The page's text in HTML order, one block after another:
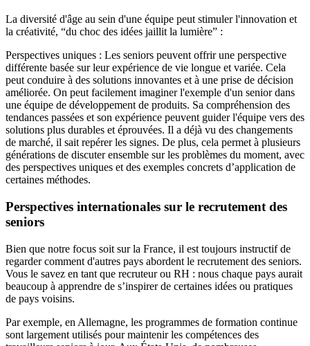
La diversité d'âge au sein d'une équipe peut stimuler l'innovation et
la créativité, “du choc des idées jaillit la lumière” :
Perspectives uniques : Les seniors peuvent offrir une perspective
différente basée sur leur expérience de vie longue et variée. Cela
peut conduire à des solutions innovantes et à une prise de décision
améliorée. On peut facilement imaginer l'exemple d'un senior dans
une équipe de développement de produits. Sa compréhension des
tendances passées et son expérience peuvent guider l'équipe vers des
solutions plus durables et éprouvées. Il a déjà vu des changements
de marché, il sait repérer les signes. De plus, cela permet à plusieurs
générations de discuter ensemble sur les problèmes du moment, avec
des perspectives uniques et des exemples concrets d’application de
certaines méthodes.
Perspectives internationales sur le recrutement des
seniors
Bien que notre focus soit sur la France, il est toujours instructif de
regarder comment d'autres pays abordent le recrutement des seniors.
Vous le savez en tant que recruteur ou RH : nous chaque pays aurait
beaucoup à apprendre de s’inspirer de certaines idées ou pratiques
de pays voisins.
Par exemple, en Allemagne, les programmes de formation continue
sont largement utilisés pour maintenir les compétences des